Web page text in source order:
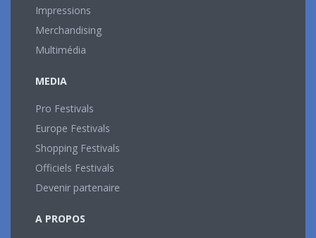
Impressions
Merchandising
Multimédia
MEDIA
Pro Festivals
Europe Festivals
Shopping Festivals
Officiels Festivals
Devenir partenaire
A PROPOS